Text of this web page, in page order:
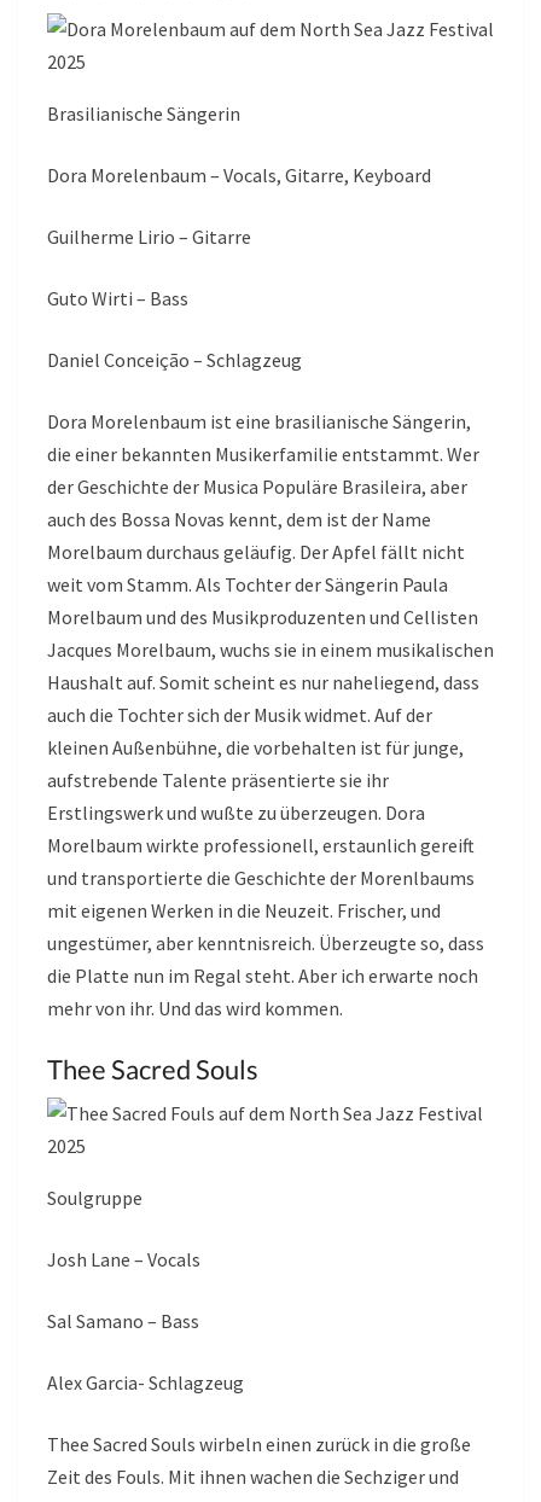
Brasilianische Sängerin
Dora Morelenbaum – Vocals, Gitarre, Keyboard
Guilherme Lirio – Gitarre
Guto Wirti – Bass
Daniel Conceição – Schlagzeug
Dora Morelenbaum ist eine brasilianische Sängerin,
die einer bekannten Musikerfamilie entstammt. Wer
der Geschichte der Musica Populäre Brasileira, aber
auch des Bossa Novas kennt, dem ist der Name
Morelbaum durchaus geläufig. Der Apfel fällt nicht
weit vom Stamm. Als Tochter der Sängerin Paula
Morelbaum und des Musikproduzenten und Cellisten
Jacques Morelbaum, wuchs sie in einem musikalischen
Haushalt auf. Somit scheint es nur naheliegend, dass
auch die Tochter sich der Musik widmet. Auf der
kleinen Außenbühne, die vorbehalten ist für junge,
aufstrebende Talente präsentierte sie ihr
Erstlingswerk und wußte zu überzeugen. Dora
Morelbaum wirkte professionell, erstaunlich gereift
und transportierte die Geschichte der Morenlbaums
mit eigenen Werken in die Neuzeit. Frischer, und
ungestümer, aber kenntnisreich. Überzeugte so, dass
die Platte nun im Regal steht. Aber ich erwarte noch
mehr von ihr. Und das wird kommen.
Thee Sacred Souls
Soulgruppe
Josh Lane – Vocals
Sal Samano – Bass
Alex Garcia- Schlagzeug
Thee Sacred Souls wirbeln einen zurück in die große
Zeit des Fouls. Mit ihnen wachen die Sechziger und